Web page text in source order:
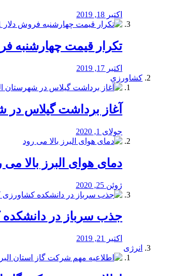
اکتبر 18, 2019
تکرار قیمت چهارشنبه فروش
اکتبر 17, 2019
کشاورزی
آغاز برداشت گیلاس در
جولای 1, 2020
دمای هوای البرز بالا می
ژوئن 25, 2020
جذب سرباز در
اکتبر 21, 2019
انرژی